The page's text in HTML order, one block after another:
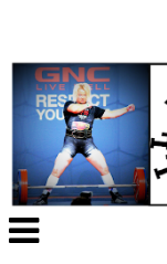
Veksle
navigasjon